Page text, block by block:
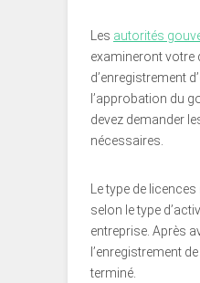
Les autorités
examineront votre
d’enregistrement
l’approbation du
devez demander
nécessaires.
Le type de
selon le type
entreprise. Après
l’enregistrement
terminé.